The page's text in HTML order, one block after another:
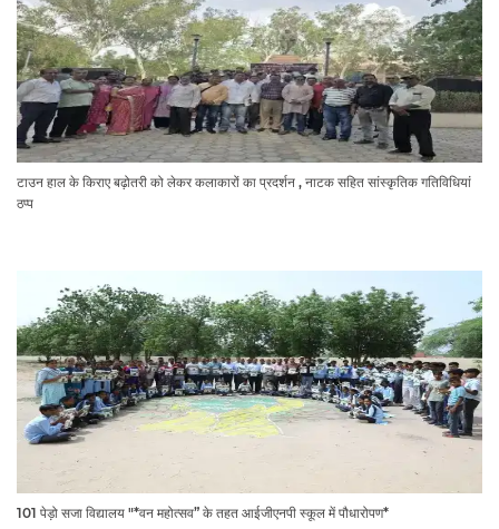
टाउन हाल के किराए बढ़ोतरी को लेकर कलाकारों का प्रदर्शन , नाटक सहित सांस्कृतिक गतिविधियां
ठप्प
101 पेड़ो सजा विद्यालय "*वन महोत्सव” के तहत आईजीएनपी स्कूल में पौधारोपण*